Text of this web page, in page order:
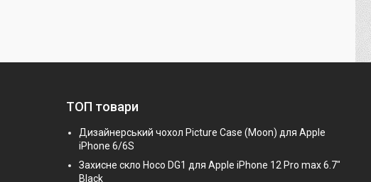
ТОП товари
Дизайнерський чохол Picture Case (Moon) для Apple
iPhone 6/6S
Захисне скло Hoco DG1 для Apple iPhone 12 Pro max 6.7"
Black